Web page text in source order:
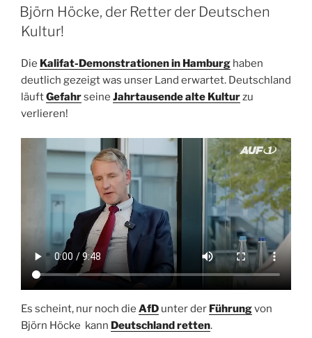
AM
Björn Höcke, der Retter der Deutschen
Kultur!
Die Kalifat-Demonstrationen in Hamburg haben
deutlich gezeigt was unser Land erwartet. Deutschland
läuftGefahrseine Jahrtausende alte Kulturzu
verlieren!
Es scheint, nur noch die AfD unter der Führungvon
Björn Höcke kann Deutschland retten.